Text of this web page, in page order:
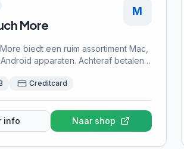
More
M
biedt een ruim assortiment Mac,
apparaten. Achteraf betalen
Creditcard
info Naar shop